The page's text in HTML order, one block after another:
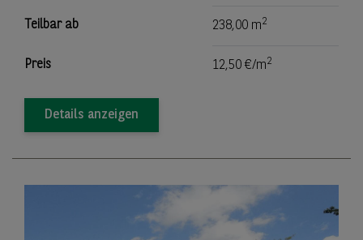
Teilbar ab 238,00 m2
Preis 12,50 €/m2
Details anzeigen